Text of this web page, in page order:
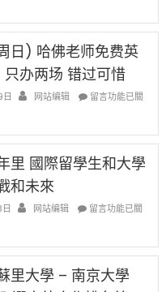
OPT
開
刀〉
中
請
1B
簽
證
高
先
得〉
在
即
移
民
政
策
改
1B
(lottery)
中
日) 哈佛老师免费英
办两场 错过可惜
日 网站编辑
在
24
日
(周
哈
佛
师
费
留言功能已關
里 國際留學生和大學
和未來
网站编辑
在
的
兩
年
留言功能已關
里大學 – 南京大學